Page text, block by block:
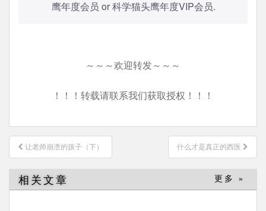
鹰年度会员 or科学猫头鹰年度VIP会员.
～～～欢迎转发～～～
！！！转载请联系我们获取授权！！！
文
章
导
航
让老师崩溃的孩子（下） 什么才是真正的西医
相关文章 更多 »